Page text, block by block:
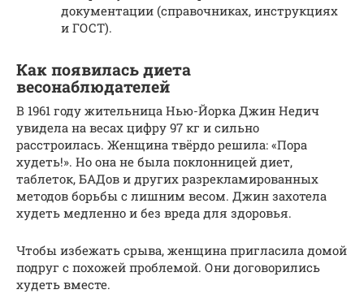
документации (справочниках, инструкциях
и ГОСТ).
Как появилась диета
весонаблюдателей
В 1961 году жительница Нью-Йорка Джин Недич
увидела на весах цифру 97 кг и сильно
расстроилась. Женщина твёрдо решила: «Пора
худеть!». Но она не была поклонницей диет,
таблеток, БАДов и других разрекламированных
методов борьбы с лишним весом. Джин захотела
худеть медленно и без вреда для здоровья.
Чтобы избежать срыва, женщина пригласила домой
подруг с похожей проблемой. Они договорились
худеть вместе.